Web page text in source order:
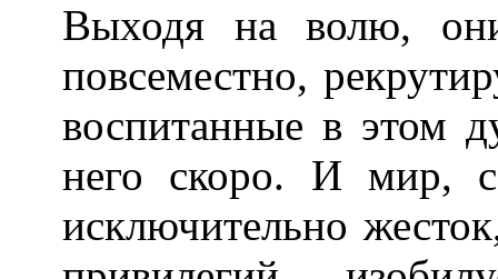
Выходя на волю,
повсеместно,
воспитанные в этом
него скоро. И мир,
исключительно